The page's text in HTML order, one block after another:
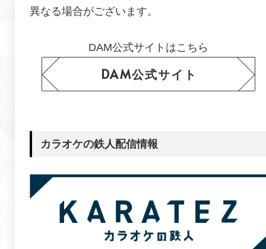
異なる場合がございます。
DAM公式サイトはこちら
DAM公式サイト
カラオケの鉄人配信情報